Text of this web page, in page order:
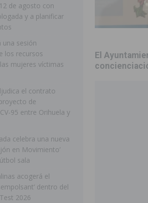
08/2026 ] Bigastro celebra hoy el tercer día de
2026 ]
Orihuela continúa mejorando los
ORIHUELA
08/2026 ] El PP de Guardamar lleva al Pleno dos
Orihuela ultima diferentes soluciones
Virgen de la Puerta
El
de agosto con
y a planificar
una sesión
los recursos
mujeres víctimas
el contrato
de
95 entre Orihuela y
celebra una nueva
en Movimiento’
sala
acogerá el
dentro del
2026